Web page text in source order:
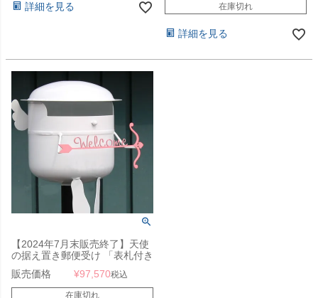
詳細を見る 在庫切れ
詳細を見る
【2024年7月末販売終了】天使
の据え置き郵便受け 「表札付き
チビポス エンジェル
（CHIBIPOS ANGEL）」 ボン
ポスシリーズ
販売価格 ¥97,570税込
在庫切れ